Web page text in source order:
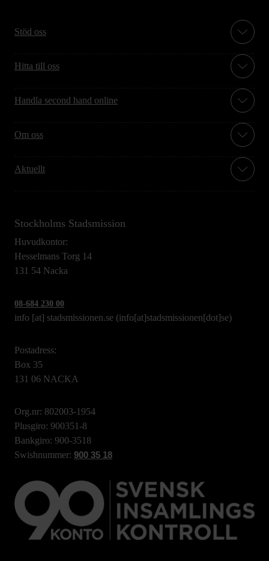
Stöd oss
Hitta till oss
Handla second hand online
Om oss
Aktuellt
Stockholms Stadsmission
Huvudkontor:
Hesselmans Torg 14
131 54 Nacka
08-684 230 00
info [at] stadsmissionen.se (info[at]stadsmissionen[dot]se)
Postadress:
Box 35
131 06 NACKA
Org.nr: 802003-1954
Plusgiro: 900351-8
Bankgiro: 900-3518
Swishnummer: 900 35 18